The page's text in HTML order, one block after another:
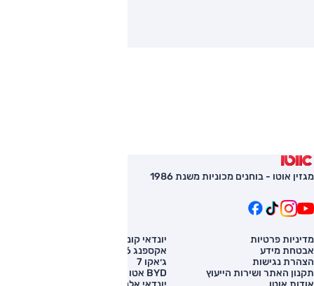
מגזין אוטו - בוחנים מכוניות משנת 1986
מדיניות פרטיות
אבטחת מידע
הצהרת נגישות
תקנון האתר ושירות הייעוץ
יונדאי קונה
אקספנג G6
ג׳אקו 7
BYD אטו 3